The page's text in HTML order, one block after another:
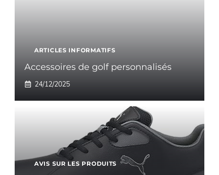
ARTICLES INFORMATIFS
Accessoires de golf personnalisés
24/12/2025
AVIS SUR LES PRODUITS